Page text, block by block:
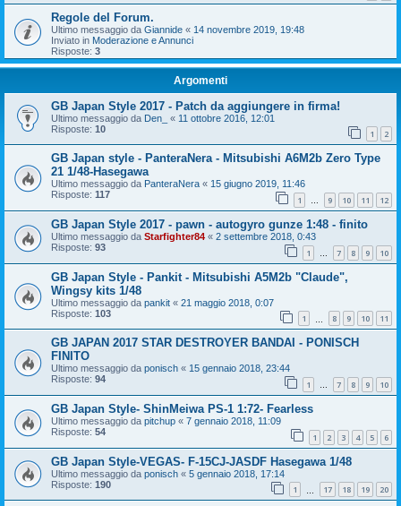
Regole del Forum.
Ultimo messaggio da Giannide « 14 novembre 2019, 19:48
Inviato in Moderazione e Annunci
Risposte: 3
Argomenti
GB Japan Style 2017 - Patch da aggiungere in firma!
Ultimo messaggio da Den_ « 11 ottobre 2016, 12:01
Risposte: 10 1 2
GB Japan style - PanteraNera - Mitsubishi A6M2b Zero Type
21 1/48-Hasegawa
Ultimo messaggio da PanteraNera « 15 giugno 2019, 11:46
Risposte: 117 1 … 9 10 11 12
GB Japan Style 2017 - pawn - autogyro gunze 1:48 - finito
Ultimo messaggio da Starfighter84 « 2 settembre 2018, 0:43
Risposte: 93 1 … 7 8 9 10
GB Japan Style - Pankit - Mitsubishi A5M2b "Claude",
Wingsy kits 1/48
Ultimo messaggio da pankit « 21 maggio 2018, 0:07
Risposte: 103 1 8 9 10 11
GB JAPAN 2017 STAR DESTROYER BANDAI - PONISCH
FINITO
Ultimo messaggio da ponisch « 15 gennaio 2018, 23:44
Risposte: 94 1 … 7 8 9 10
GB Japan Style- ShinMeiwa PS-1 1:72- Fearless
Ultimo messaggio da pitchup « 7 gennaio 2018, 11:09
Risposte: 54 1 2 3 4 5 6
GB Japan Style-VEGAS- F-15CJ-JASDF Hasegawa 1/48
Ultimo messaggio da ponisch « 5 gennaio 2018, 17:14
Risposte: 190 1 17 18 19 20